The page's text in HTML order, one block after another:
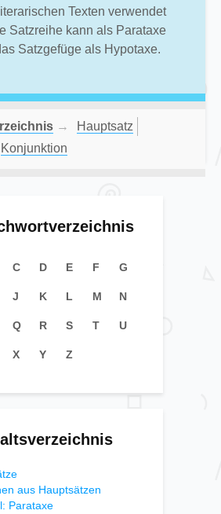
Texten verwendet
Satzreihe kann als Parataxe
Satzgefüge als Hypotaxe.
→
Hauptsatz
Konjunktion
C D E F G
J K L M N
Q R S T U
X Y Z
aus Hauptsätzen
Parataxe